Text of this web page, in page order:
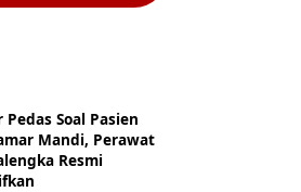
Soal Pasien
Mandi, Perawat
Resmi